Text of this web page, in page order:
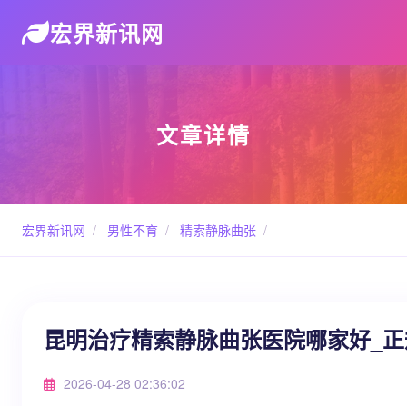
宏界新讯网
文章详情
宏界新讯网 / 男性不育 / 精索静脉曲张 /
昆明治疗精索静脉曲张医院哪家好_
2026-04-28 02:36:02